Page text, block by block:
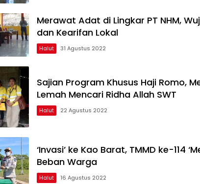
Merawat Adat di Lingkar PT NHM,
dan Kearifan Lokal
Halut 31 Agustus 2022
Sajian Program Khusus Haji Romo,
Lemah Mencari Ridha Allah SWT
Halut 22 Agustus 2022
‘Invasi’ ke Kao Barat, TMMD ke-114
Beban Warga
Halut 16 Agustus 2022